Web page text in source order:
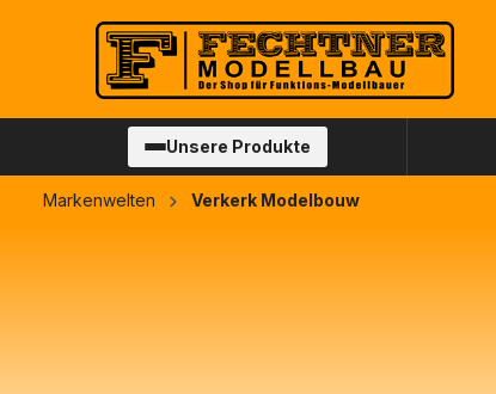
Zur Hauptnavigation springen
Unsere Produkte
Markenwelten Verkerk Modelbouw